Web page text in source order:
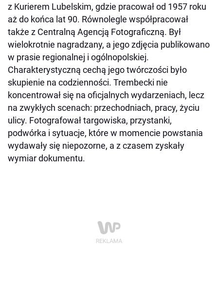
z Kurierem Lubelskim, gdzie pracował od 1957 roku
aż do końca lat 90. Równolegle współpracował
także z Centralną Agencją Fotograficzną. Był
wielokrotnie nagradzany, a jego zdjęcia publikowano
w prasie regionalnej i ogólnopolskiej.
Charakterystyczną cechą jego twórczości było
skupienie na codzienności. Trembecki nie
koncentrował się na oficjalnych wydarzeniach, lecz
na zwykłych scenach: przechodniach, pracy, życiu
ulicy. Fotografował targowiska, przystanki,
podwórka i sytuacje, które w momencie powstania
wydawały się niepozorne, a z czasem zyskały
wymiar dokumentu.